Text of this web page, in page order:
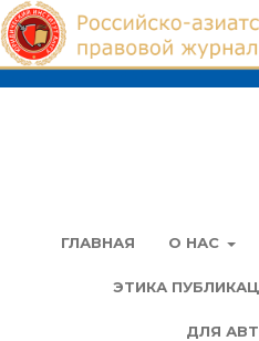
ГЛАВНАЯ О НАС
ЭТИКА
ДЛЯ